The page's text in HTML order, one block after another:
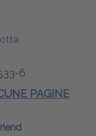
6
PAGINE